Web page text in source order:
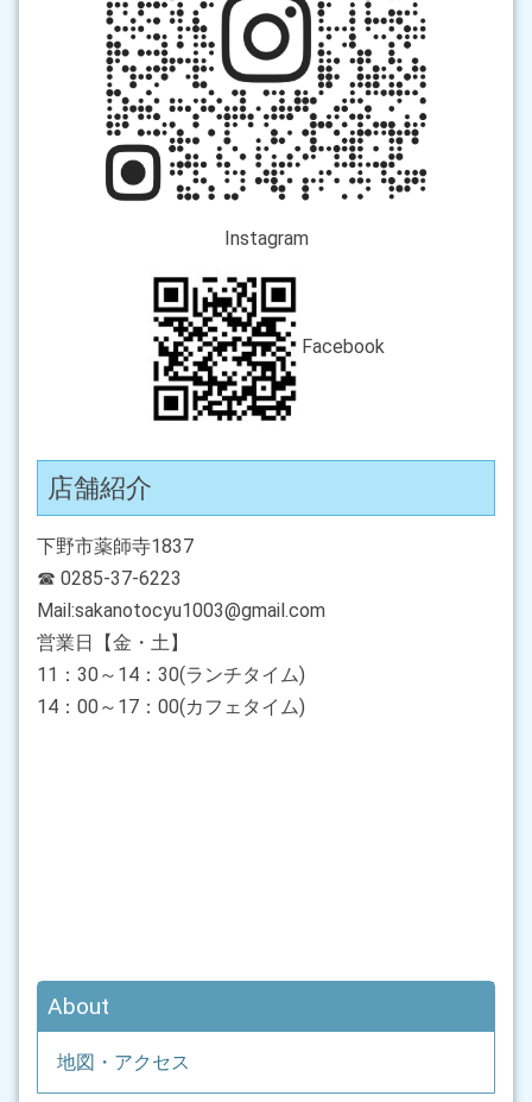
Instagram
Facebook
店舗紹介
下野市薬師寺1837
☎ 0285-37-6223
Mail:sakanotocyu1003@gmail.com
営業日【金・土】
11：30～14：30(ランチタイム)
14：00～17：00(カフェタイム)
About
地図・アクセス